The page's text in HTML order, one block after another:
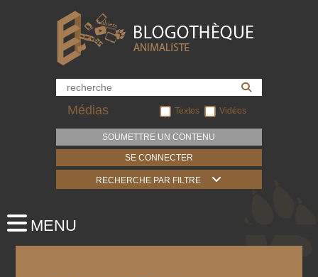
Médias Textes Vidéos
SOUMETTRE UN CONTENU
SE CONNECTER
RECHERCHE PAR FILTRE